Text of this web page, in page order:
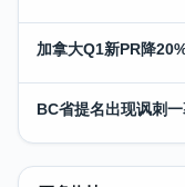
加拿大Q1新PR降
BC省提名出现讽刺